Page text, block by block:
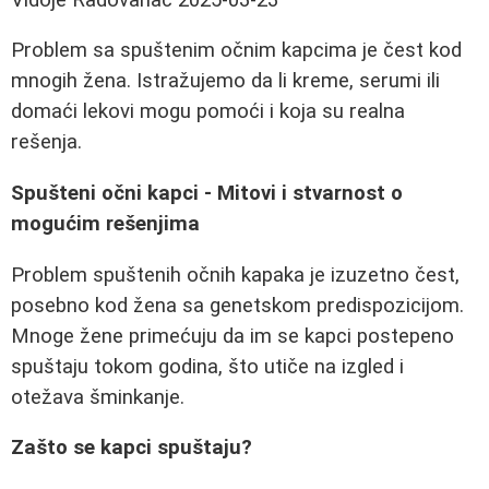
Problem sa spuštenim očnim kapcima je čest kod
mnogih žena. Istražujemo da li kreme, serumi ili
domaći lekovi mogu pomoći i koja su realna
rešenja.
Spušteni očni kapci - Mitovi i stvarnost o
mogućim rešenjima
Problem spuštenih očnih kapaka je izuzetno čest,
posebno kod žena sa genetskom predispozicijom.
Mnoge žene primećuju da im se kapci postepeno
spuštaju tokom godina, što utiče na izgled i
otežava šminkanje.
Zašto se kapci spuštaju?